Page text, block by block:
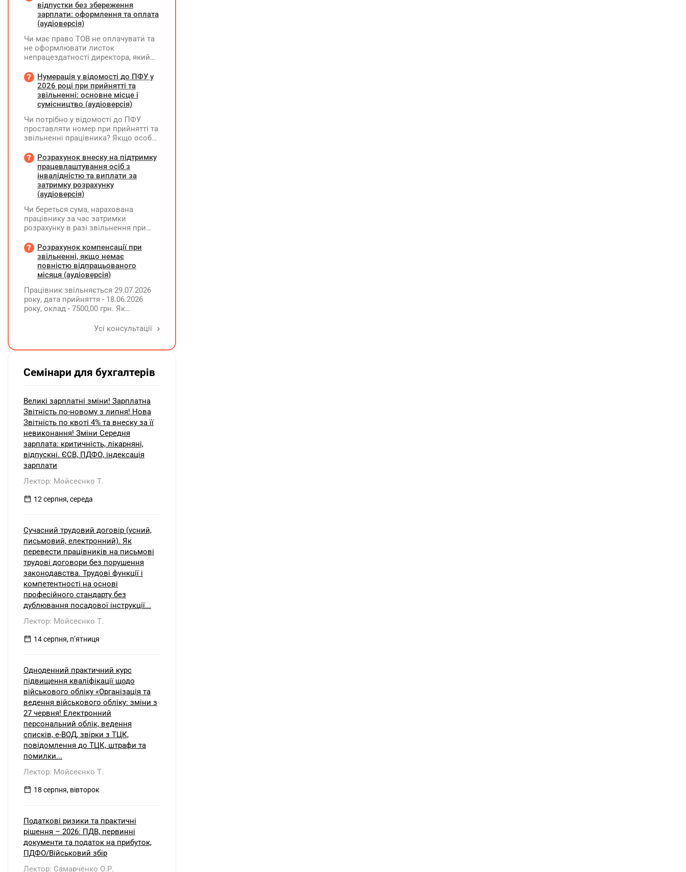
законодавством, Додаток Д1/
Додаток ФІЗ-Д1 за відповідний
період не подається
відпустки без збереження
зарплати: оформлення та оплата
(аудіоверсія)
Чи має право ТОВ не оплачувати та
не оформлювати листок
непрацездатності директора, який
збереження заробітної плати під час
призупинення діяльності
підприємства?
Нумерація у відомості до ПФУ у
2026 році при прийнятті та
звільненні: основне місце і
сумісництво (аудіоверсія)
Чи потрібно у відомості до ПФУ
проставляти номер при прийнятті та
звільненні працівника? Якщо особа
місцем роботи та за сумісництвом,
чи рахується це як два роботодавці?
Розрахунок внеску на підтримку
працевлаштування осіб з
інвалідністю та виплати за
затримку розрахунку
(аудіоверсія)
Чи береться сума, нарахована
працівнику за час затримки
розрахунку в разі звільнення при
заробітної плати (винагороди), для
розрахунку внеску на підтримку
працевлаштування осіб з
інвалідністю?
Розрахунок компенсації при
звільненні, якщо немає
повністю відпрацьованого
місяця (аудіоверсія)
Працівник звільняється 29.07.2026
року, дата прийняття - 18.06.2026
року, оклад - 7500,00 грн. Як
невикористаних днів відпустки при
Усі консультації
Семінари для бухгалтерів
Великі зарплатні зміни! Зарплатна
Звітність по-новому з липня! Нова
Звітність по квоті 4% та внеску за її
невиконання! Зміни Середня
зарплата: критичність, лікарняні,
відпускні. ЄСВ, ПДФО, індексація
зарплати
Лектор: Мойсеєнко Т.
12 серпня, середа
Сучасний трудовий договір (усний,
письмовий, електронний). Як
перевести працівників на письмові
трудові договори без порушення
законодавства. Трудові функції і
компетентності на основі
професійного стандарту без
дублювання посадової інструкції...
Лектор: Мойсеєнко Т.
14 серпня, пʼятниця
Одноденний практичний курс
підвищення кваліфікації щодо
військового обліку «Організація та
ведення військового обліку: зміни з
27 червня! Електронний
персональний облік, ведення
списків, е-ВОД, звірки з ТЦК,
повідомлення до ТЦК, штрафи та
помилки...
Лектор: Мойсеєнко Т.
18 серпня, вівторок
Податкові ризики та практичні
рішення – 2026: ПДВ, первинні
документи та податок на прибуток,
ПДФО/Військовий збір
Лектор: Самарченко О.Р.